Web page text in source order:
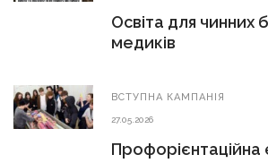
Освіта для чинних
медиків
ВСТУПНА КАМПАНІЯ
27.05.2026
Профорієнтаційна